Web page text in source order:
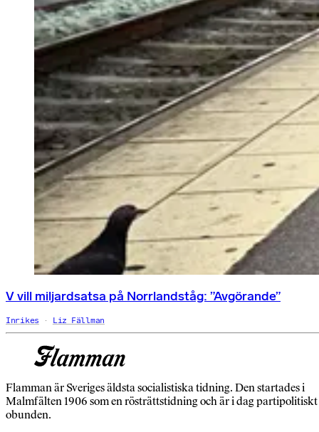
V vill miljardsatsa på Norrlandståg: ”Avgörande”
Inrikes Liz Fällman
Flamman är Sveriges äldsta socialistiska tidning. Den startades i
Malmfälten 1906 som en rösträttstidning och är i dag partipolitiskt
obunden.